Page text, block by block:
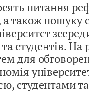
питання
а також пошуку
студентів. На
для
студентами